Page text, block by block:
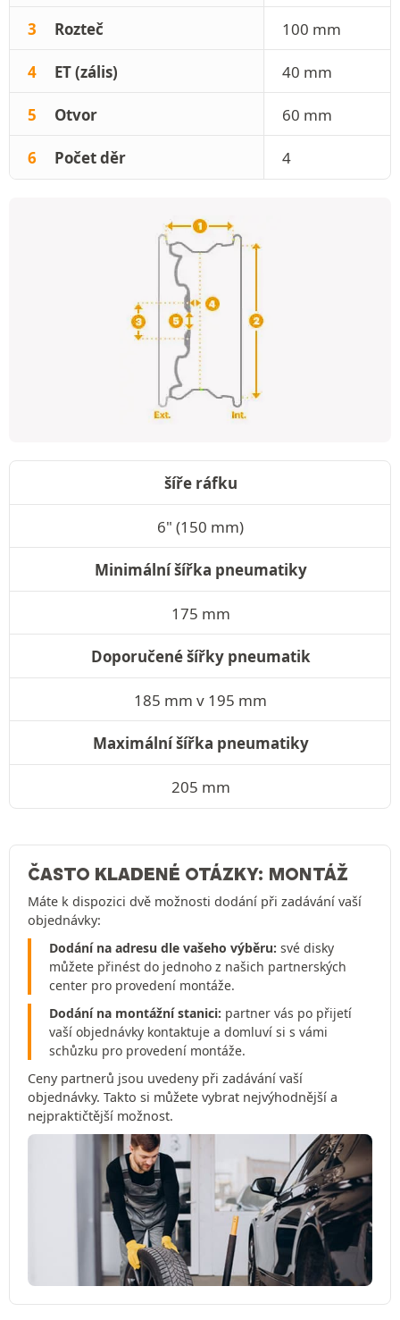
3 Rozteč 100 mm
4 ET (zális) 40 mm
5 Otvor 60 mm
6 Počet děr 4
šíře ráfku
6" (150 mm)
Minimální šířka pneumatiky
175 mm
Doporučené šířky pneumatik
185 mm v 195 mm
Maximální šířka pneumatiky
205 mm
ČASTO KLADENÉ OTÁZKY: MONTÁŽ
Máte k dispozici dvě možnosti dodání při zadávání vaší
objednávky:
Dodání na adresu dle vašeho výběru: své disky
můžete přinést do jednoho z našich partnerských
center pro provedení montáže.
Dodání na montážní stanici: partner vás po přijetí
vaší objednávky kontaktuje a domluví si s vámi
schůzku pro provedení montáže.
Ceny partnerů jsou uvedeny při zadávání vaší
objednávky. Takto si můžete vybrat nejvýhodnější a
nejpraktičtější možnost.